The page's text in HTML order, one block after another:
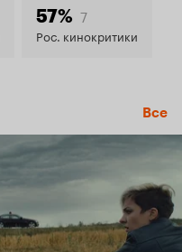
57% 7
Рос. кинокритики
Все